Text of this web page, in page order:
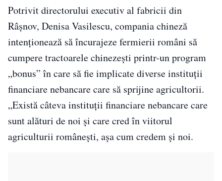
Potrivit directorului executiv al fabricii din
Râşnov, Denisa Vasilescu, compania chineză
intenţionează să încurajeze fermierii români să
cumpere tractoarele chinezeşti printr-un program
„bonus” în care să fie implicate diverse instituţii
financiare nebancare care să sprijine agricultorii.
„Există câteva instituţii financiare nebancare care
sunt alături de noi şi care cred în viitorul
agriculturii româneşti, aşa cum credem şi noi.